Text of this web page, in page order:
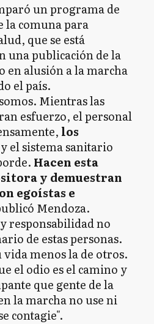
un programa de
la comuna para
que se está
una publicación de la
en alusión a la marcha
el país.
Mientras las
esfuerzo, el personal
los
y el sistema sanitario
Hacen esta
y demuestran
egoístas e
Mendoza.
responsabilidad no
de estas personas.
menos la de otros.
el odio es el camino y
que gente de la
la marcha no use ni
contagie".